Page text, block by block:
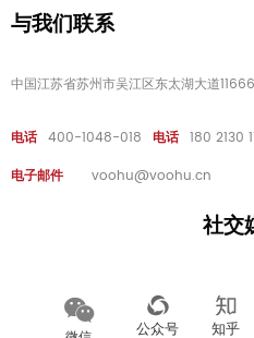
与我们联系
中国江苏省苏州市吴江区东太湖大道
电话 400-1048-018 电话 180 2130
电子邮件
voohu@voohu.cn
社交
公众号 知乎